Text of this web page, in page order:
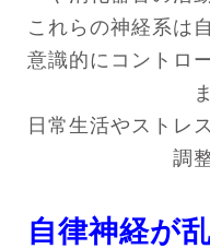
これらの神経系は
意識的にコントロ
日常生活やストレ
調
自律神経が